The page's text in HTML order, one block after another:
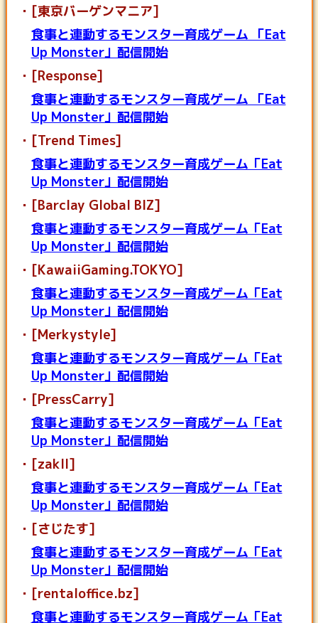
[東京バーゲンマニア]
食事と連動するモンスター育成ゲーム 「Eat
Up Monster」配信開始
[Response]
食事と連動するモンスター育成ゲーム 「Eat
Up Monster」配信開始
[Trend Times]
食事と連動するモンスター育成ゲーム「Eat
Up Monster」配信開始
[Barclay Global BIZ]
食事と連動するモンスター育成ゲーム「Eat
Up Monster」配信開始
[KawaiiGaming.TOKYO]
食事と連動するモンスター育成ゲーム「Eat
Up Monster」配信開始
[Merkystyle]
食事と連動するモンスター育成ゲーム「Eat
Up Monster」配信開始
[PressCarry]
食事と連動するモンスター育成ゲーム「Eat
Up Monster」配信開始
[zakII]
食事と連動するモンスター育成ゲーム「Eat
Up Monster」配信開始
[さじたす]
食事と連動するモンスター育成ゲーム「Eat
Up Monster」配信開始
[rentaloffice.bz]
食事と連動するモンスター育成ゲーム「Eat